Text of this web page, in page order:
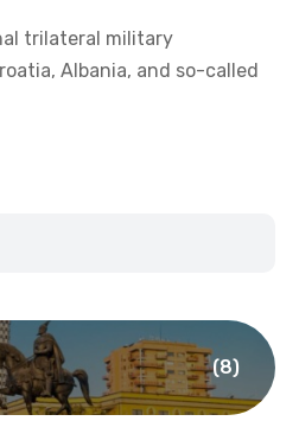
trilateral military
Albania, and so-called
(8)